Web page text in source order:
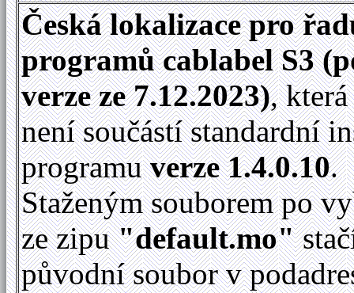
Česká lokalizace pro
programů cablabel S3
verze ze 7.12.2023),
není součástí standardní
programuverze 1.4.0.10.
Staženým souborem po
ze zipu"default.mo"
původní soubor v